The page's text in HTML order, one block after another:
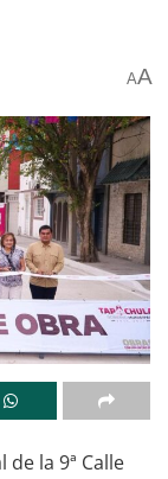
AA
la 9ª Calle